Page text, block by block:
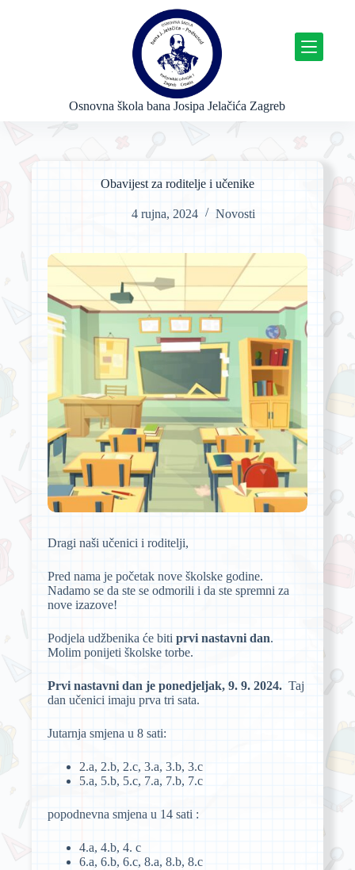
Osnovna škola bana Josipa Jelačića Zagreb
Obavijest za roditelje i učenike
4 rujna, 2024 Novosti
Dragi naši učenici i roditelji,
Pred nama je početak nove školske godine.
Nadamo se da ste se odmorili i da ste spremni za
nove izazove!
Podjela udžbenika će biti prvi nastavni dan.
Molim ponijeti školske torbe.
Prvi nastavni dan je ponedjeljak, 9. 9. 2024. Taj
dan učenici imaju prva tri sata.
Jutarnja smjena u 8 sati:
2.a, 2.b, 2.c, 3.a, 3.b, 3.c
5.a, 5.b, 5.c, 7.a, 7.b, 7.c
popodnevna smjena u 14 sati :
4.a, 4.b, 4. c
6.a, 6.b, 6.c, 8.a, 8.b, 8.c